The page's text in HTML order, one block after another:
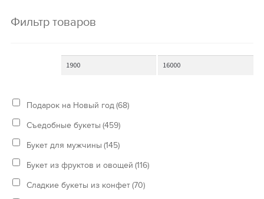
Фильтр товаров
Подарок на Новый год(68)
Съедобные букеты (459)
Букет для мужчины (145)
Букет из фруктов и овощей (116)
Сладкие букеты из конфет(70)